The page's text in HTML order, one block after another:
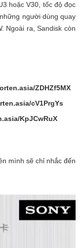
hoặc V30, tốc độ đọc
người dùng quay
Ngoài ra, Sandisk còn
ZDHZf5MX
cV1PrgYs
KpJCwRuX
mình sẽ chỉ nhắc đến